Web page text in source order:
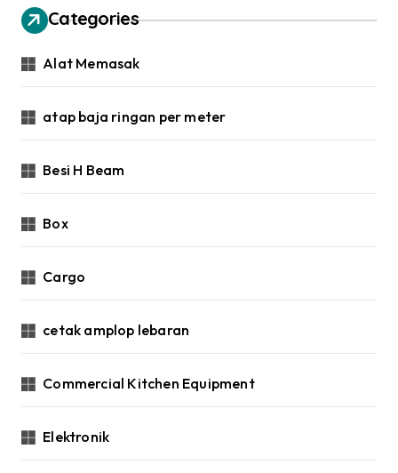
Categories
Alat Memasak
atap baja ringan per meter
Besi H Beam
Box
Cargo
cetak amplop lebaran
Commercial Kitchen Equipment
Elektronik